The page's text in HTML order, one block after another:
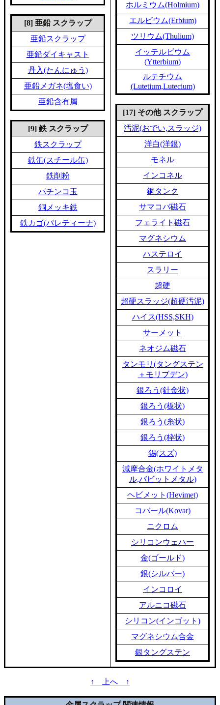
[8] 亜鉛 スクラップ
亜鉛スクラップ
亜鉛ダイキャスト
丹入(たんにゅう)
亜鉛メガネ(塩食い)
亜鉛含有屑
[9] 鉄 スクラップ
鉄スクラップ
鉄缶(スチール缶)
鉄削粉
パチンコ玉
銅メッキ鉄
鉄カゴ(パレティーナ)
ホルミウム(Holmium)
エルビウム(Erbium)
ツリウム(Thulium)
イッテルビウム
(Ytterbium)
ルテチウム
(Lutetium,Lutecium)
[17] その他 スクラップ
汚泥(おでい,スラッジ)
洋白(洋銀)
モネル
インコネル
銅タンク
サマコバ磁石
フェライト磁石
マグネシウム
ハステロイ
スラリー
超硬
超硬スラッジ(超硬汚泥)
ハイス(HSS,SKH)
サーメット
ネオジム磁石
タンモリ(タングステン
＋モリブデン)
銀ろう(針金状)
銀ろう(板状)
銀ろう(糸状)
銀ろう(枠状)
錫(スズ)
減摩合金(ホワイトメタ
ル,バビットメタル)
ヘビメット(Hevimet)
コバール(Kovar)
ニクロム
シリコンウェハー
金(ゴールド)
銀(シルバー)
インコロイ
アルニコ磁石
シリコン(インゴット)
マグネシウム合金
銀タングステン
↑ 上へ ↑